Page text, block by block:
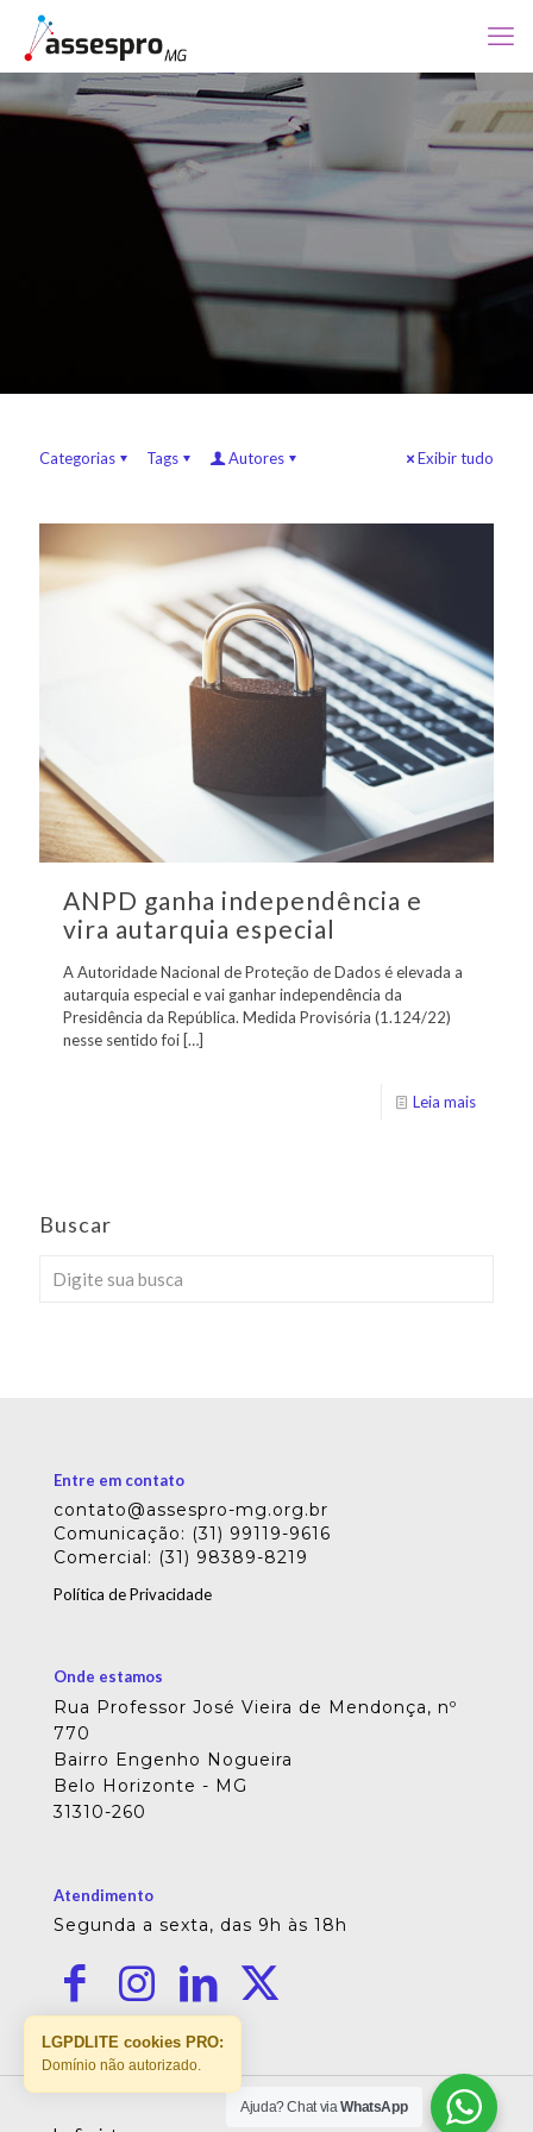
Categorias Tags Autores Exibir tudo
ANPD ganha independência e
vira autarquia especial
A Autoridade Nacional de Proteção de Dados é elevada a
autarquia especial e vai ganhar independência da
Presidência da República. Medida Provisória (1.124/22)
nesse sentido foi […]
Leia mais
Buscar
Entre em contato
contato@assespro-mg.org.br
Comunicação: (31) 99119-9616
Comercial: (31) 98389-8219
Política de Privacidade
Onde estamos
Rua Professor José Vieira de Mendonça, nº
770
Bairro Engenho Nogueira
Belo Horizonte - MG
31310-260
Atendimento
Segunda a sexta, das 9h às 18h
Ajuda? Chat viaWhatsApp
LGPDLITE cookies PRO:
Domínio não autorizado.